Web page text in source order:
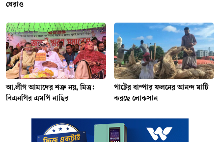
ঘেরাও
আ.লীগ আমাদের শত্রু নয়, মিত্র:
বিএনপির এমপি নাছির
পাটের বাম্পার ফলনের আনন্দ মাটি
করছে লোকসান